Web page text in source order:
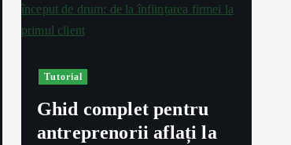
Tutorial
Ghid complet pentru
antreprenorii aflați la